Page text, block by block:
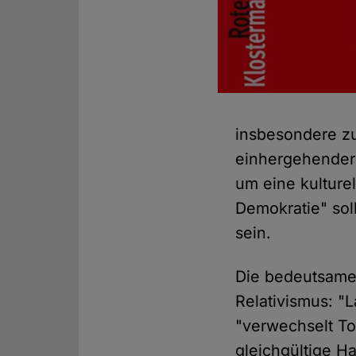
insbesondere
um eine
Demokratie"
sein.
Die
Relativismus:
"verwechselt
gleichgültige